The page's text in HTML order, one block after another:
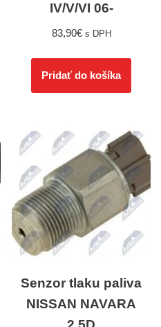
IV/V/VI 06-
83,90€ s DPH
Pridať do košíka
Senzor tlaku paliva
NISSAN NAVARA